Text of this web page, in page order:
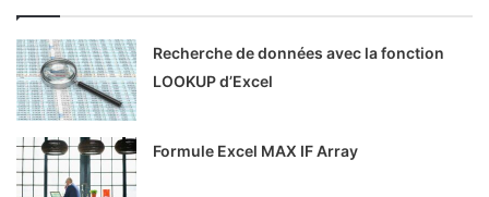
Recherche de données avec la fonction
LOOKUP d’Excel
Formule Excel MAX IF Array